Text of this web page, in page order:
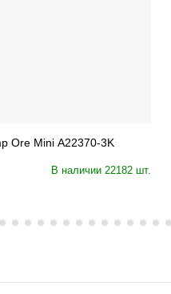
Arte Lamp Ore Mini A22370-3K
В наличии 22182 шт.